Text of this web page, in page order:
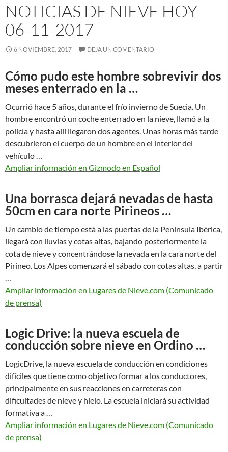
NOTICIAS DE NIEVE HOY
06-11-2017
6 NOVIEMBRE, 2017 DEJA UN COMENTARIO
Cómo pudo este hombre sobrevivir dos
meses enterrado en la …
Ocurrió hace 5 años, durante el frío invierno de Suecia. Un
hombre encontró un coche enterrado en la nieve, llamó a la
policía y hasta allí llegaron dos agentes. Unas horas más tarde
descubrieron el cuerpo de un hombre en el interior del
vehículo …
Ampliar información en Gizmodo en Español
Una borrasca dejará nevadas de hasta
50cm en cara norte Pirineos …
Un cambio de tiempo está a las puertas de la Península Ibérica,
llegará con lluvias y cotas altas, bajando posteriormente la
cota de nieve y concentrándose la nevada en la cara norte del
Pirineo. Los Alpes comenzará el sábado con cotas altas, a partir
…
Ampliar información en Lugares de Nieve.com (Comunicado
de prensa)
Logic Drive: la nueva escuela de
conducción sobre nieve en Ordino …
LogicDrive, la nueva escuela de conducción en condiciones
difíciles que tiene como objetivo formar a los conductores,
principalmente en sus reacciones en carreteras con
dificultades de nieve y hielo. La escuela iniciará su actividad
formativa a …
Ampliar información en Lugares de Nieve.com (Comunicado
de prensa)